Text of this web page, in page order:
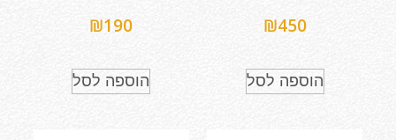
₪450
הוספה לסל
₪190
הוספה לסל